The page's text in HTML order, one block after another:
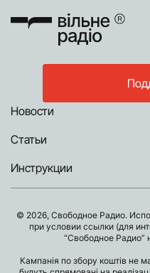
Новости
Статьи
Инструкции
© 2026, Свободное Радио.
при условии ссылки (для
“Свободное Радио”
Кампанія по збору коштів не